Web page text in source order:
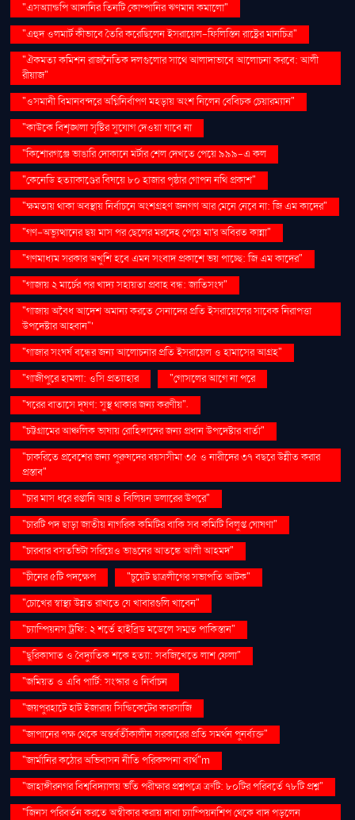
"এসঅ্যান্ডপি আদানির তিনটি কোম্পানির ঋণমান কমালো"
"এহুদ ওলমার্ট কীভাবে তৈরি করেছিলেন ইসরায়েল-ফিলিস্তিন রাষ্ট্রের মানচিত্র"
"ঐকমত্য কমিশন রাজনৈতিক দলগুলোর সাথে আলাদাভাবে আলোচনা করবে: আলী
রীয়াজ"
"ওসমানী বিমানবন্দরে অগ্নিনির্বাপণ মহড়ায় অংশ নিলেন বেবিচক চেয়ারম্যান"
"কাউকে বিশৃঙ্খলা সৃষ্টির সুযোগ দেওয়া যাবে না
"কিশোরগঞ্জে ভাঙারি দোকানে মর্টার শেল দেখতে পেয়ে ৯৯৯-এ কল
"কেনেডি হত্যাকাণ্ডের বিষয়ে ৮০ হাজার পৃষ্ঠার গোপন নথি প্রকাশ"
"ক্ষমতায় থাকা অবস্থায় নির্বাচনে অংশগ্রহণ জনগণ আর মেনে নেবে না: জি এম কাদের"
"গণ–অভ্যুত্থানের ছয় মাস পর ছেলের মরদেহ পেয়ে মা'র অবিরত কান্না"
"গণমাধ্যম সরকার অখুশি হবে এমন সংবাদ প্রকাশে ভয় পাচ্ছে: জি এম কাদের"
"গাজায় ২ মার্চের পর খাদ্য সহায়তা প্রবাহ বন্ধ: জাতিসংঘ"
"গাজায় অবৈধ আদেশ অমান্য করতে সেনাদের প্রতি ইসরায়েলের সাবেক নিরাপত্তা
উপদেষ্টার আহ্বান"'
"গাজার সংঘর্ষ বন্ধের জন্য আলোচনার প্রতি ইসরায়েল ও হামাসের আগ্রহ"
"গাজীপুরে হামলা: ওসি প্রত্যাহার
"গোসলের আগে না পরে
"ঘরের বাতাসে দূষণ: সুস্থ থাকার জন্য করণীয়".
"চট্টগ্রামের আঞ্চলিক ভাষায় রোহিঙ্গাদের জন্য প্রধান উপদেষ্টার বার্তা"
"চাকরিতে প্রবেশের জন্য পুরুষদের বয়সসীমা ৩৫ ও নারীদের ৩৭ বছরে উন্নীত করার
প্রস্তাব"
"চার মাস ধরে রপ্তানি আয় ৪ বিলিয়ন ডলারের উপরে"
"চারটি পদ ছাড়া জাতীয় নাগরিক কমিটির বাকি সব কমিটি বিলুপ্ত ঘোষণা"
"চারবার বসতভিটা সরিয়েও ভাঙনের আতঙ্কে আলী আহমদ"
"চীনের ৫টি পদক্ষেপ
"চুয়েট ছাত্রলীগের সভাপতি আটক"
"চোখের স্বাস্থ্য উন্নত রাখতে যে খাবারগুলি খাবেন"
"চ্যাম্পিয়নস ট্রফি: ২ শর্তে হাইব্রিড মডেলে সম্মত পাকিস্তান"
"ছুরিকাঘাত ও বৈদ্যুতিক শকে হত্যা: সবজিখেতে লাশ ফেলা"
"জমিয়ত ও এবি পার্টি: সংস্কার ও নির্বাচন
"জয়পুরহাটে হাট ইজারায় সিন্ডিকেটের কারসাজি
"জাপানের পক্ষ থেকে অন্তর্বর্তীকালীন সরকারের প্রতি সমর্থন পুনর্ব্যক্ত"
"জার্মানির কঠোর অভিবাসন নীতি পরিকল্পনা ব্যর্থ"m
"জাহাঙ্গীরনগর বিশ্ববিদ্যালয় ভর্তি পরীক্ষার প্রশ্নপত্রে ত্রুটি: ৮০টির পরিবর্তে ৭৮টি প্রশ্ন"
"জিনস পরিবর্তন করতে অস্বীকার করায় দাবা চ্যাম্পিয়নশিপ থেকে বাদ পড়লেন